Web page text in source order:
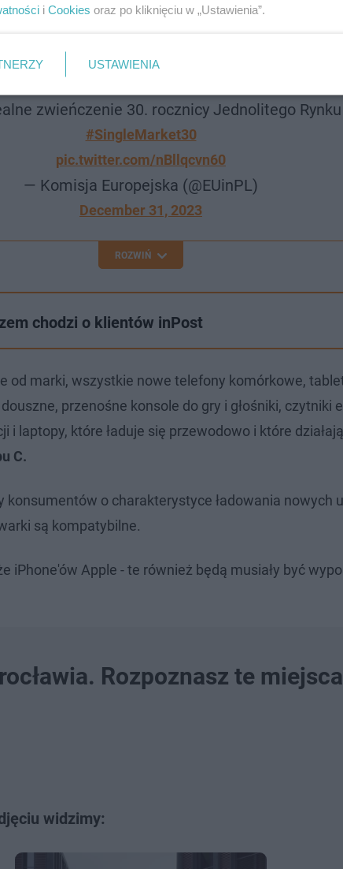
Od 2024 roku jeden rodzaj kabla
dla wszystkich urządzeń elektronicznych w
usłyszysz już: „Przepraszam, nie mam
zwieńczenie 30. rocznicy Jednolitego Rynku
#SingleMarket30
pic.twitter.com/nBllqcvn60
— Komisja Europejska (@EUinPL)
December 31, 2023
ROZWIŃ
chodzi o klientów inPost
od marki, wszystkie nowe telefony komórkowe,
przenośne konsole do gry i głośniki, czytniki
laptopy, które ładuje się przewodowo i które
C.
konsumentów o charakterystyce ładowania nowych
są kompatybilne.
iPhone'ów Apple - te również będą musiały być
Rozpoznasz te
widzimy:
i Cookies oraz po kliknięciu w „Ustawienia”.
USTAWIENIA